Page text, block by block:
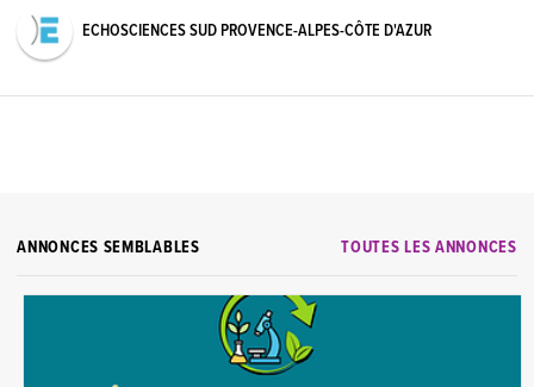
ECHOSCIENCES SUD PROVENCE-ALPES-CÔTE D'AZUR
TOUTES LES ANNONCES
ANNONCES SEMBLABLES